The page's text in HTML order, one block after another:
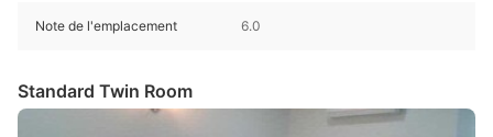
Note de l'emplacement 6.0
Standard Twin Room